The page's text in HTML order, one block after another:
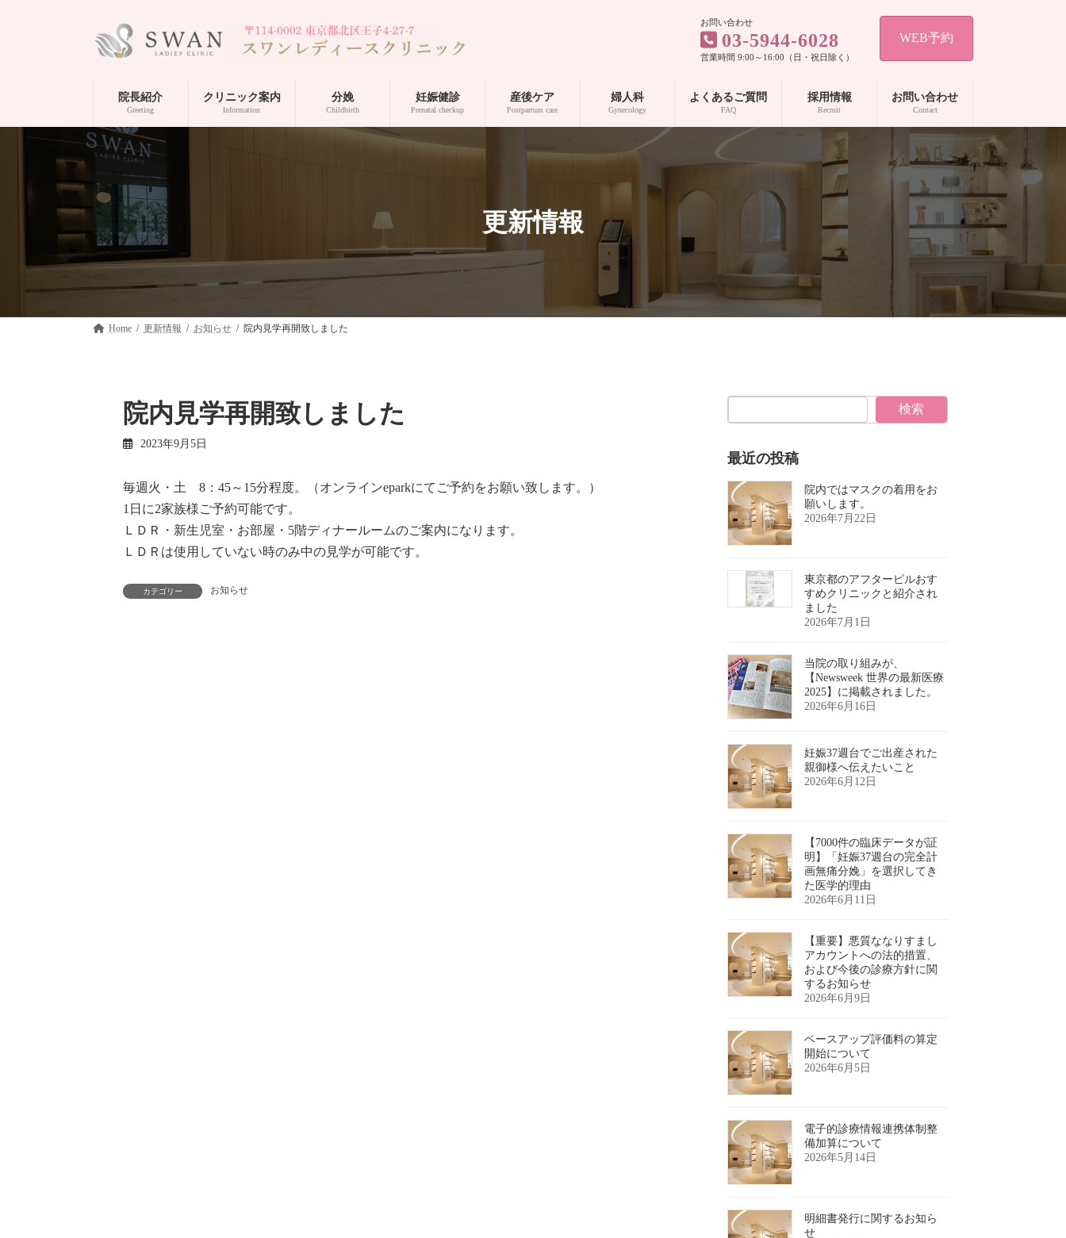
お問い合わせ
03-5944-6028
営業時間 9:00～16:00（日・祝日除く）
WEB予約
院長紹介
Greeting
クリニック案内
Information
分娩
Childbirth
妊娠健診
Prenatal checkup
産後ケア
Postpartum care
婦人科
Gynecology
よくあるご質問
FAQ
採用情報
Recruit
お問い合わせ
Contact
更新情報
Home 更新情報 お知らせ 院内見学再開致しました
院内見学再開致しました
2023年9月5日
毎週火・土 8：45～15分程度。（オンラインeparkにてご予約をお願い致します。）
1日に2家族様ご予約可能です。
ＬＤＲ・新生児室・お部屋・5階ディナールームのご案内になります。
ＬＤＲは使用していない時のみ中の見学が可能です。
カテゴリー お知らせ
検索
最近の投稿
院内ではマスクの着用をお
願いします。
2026年7月22日
東京都のアフターピルおす
すめクリニックと紹介され
ました
2026年7月1日
当院の取り組みが、
【Newsweek 世界の最新医療
2025】に掲載されました。
2026年6月16日
妊娠37週台でご出産された
親御様へ伝えたいこと
2026年6月12日
【7000件の臨床データが証
明】「妊娠37週台の完全計
画無痛分娩」を選択してき
た医学的理由
2026年6月11日
【重要】悪質ななりすまし
アカウントへの法的措置、
および今後の診療方針に関
するお知らせ
2026年6月9日
ベースアップ評価料の算定
開始について
2026年6月5日
電子的診療情報連携体制整
備加算について
2026年5月14日
明細書発行に関するお知ら
せ